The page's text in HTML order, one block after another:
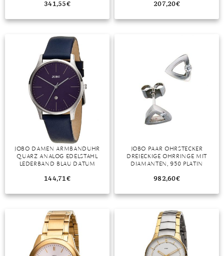
341,55€ 207,20€
JOBO DAMEN ARMBANDUHR
QUARZ ANALOG EDELSTAHL
LEDERBAND BLAU DATUM
144,71€
JOBO PAAR OHRSTECKER
DREIECKIGE OHRRINGE MIT
DIAMANTEN, 950 PLATIN
982,60€